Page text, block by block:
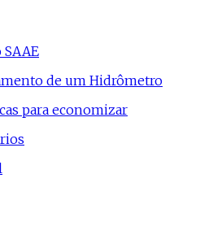
SAAE
de um Hidrômetro
para economizar